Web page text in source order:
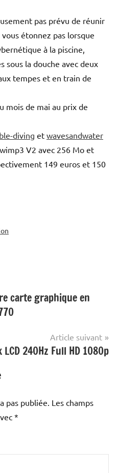
pas prévu de réunir
étonnez pas lorsque
à la piscine,
sous la douche avec deux
tempes et en train de
mois de mai au prix de
diving et wavesandwater
V2 avec 256 Mo et
149 euros et 150
carte graphique en
Article suivant
240Hz Full HD 1080p
pas publiée. Les champs
*